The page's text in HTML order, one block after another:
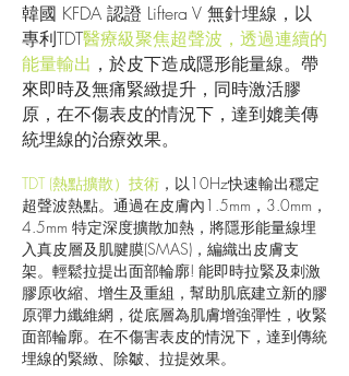
韓國 KFDA 認證 Liftera V 無針埋線，以
專利TDT醫療級聚焦超聲波，透過連續的
能量輸出 ，於皮下造成隱形能量線。帶
來即時及無痛緊緻提升，同時激活膠
原，在不傷表皮的情況下，達到媲美傳
統埋線的治療效果。
TDT (熱點擴散）技術 ，以10Hz快速輸出穩定
超聲波熱點。通過在皮膚內1.5mm，3.0mm，
4.5mm 特定深度擴散加熱，將隱形能量線埋
入真皮層及肌腱膜(SMAS)，編織出皮膚支
架。輕鬆拉提出面部輪廓! 能即時拉緊及刺激
膠原收縮、增生及重組，幫助肌底建立新的膠
原彈力纖維網，從底層為肌膚增強彈性，收緊
面部輪廓。在不傷害表皮的情況下，達到傳統
埋線的緊緻、除皺、拉提效果。